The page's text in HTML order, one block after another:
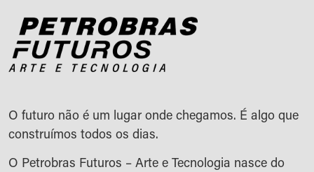
O futuro não é um lugar onde chegamos. É algo que
construímos todos os dias.
O Petrobras Futuros – Arte e Tecnologia nasce do